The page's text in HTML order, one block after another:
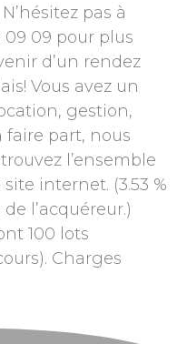
pas à
09 09 pour plus
d’un rendez
Vous avez un
gestion,
faire part, nous
l’ensemble
internet. (3.53 %
l’acquéreur.)
100 lots
Charges